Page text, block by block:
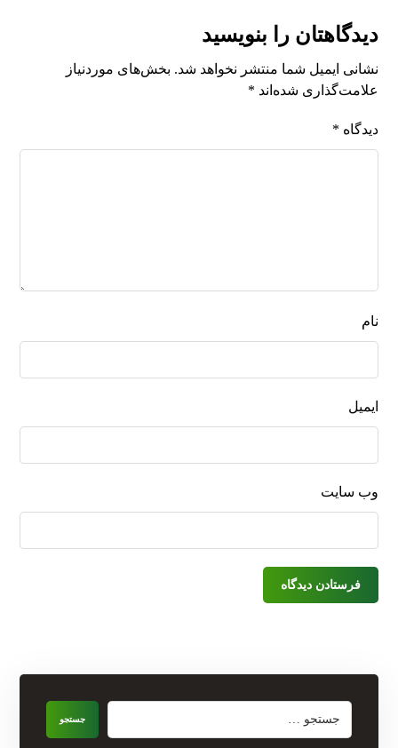
دیدگاهتان را بنویسید
نشانی ایمیل شما منتشر نخواهد شد. بخش‌های موردنیاز
علامت‌گذاری شده‌اند *
دیدگاه *
نام
ایمیل
وب‌ سایت